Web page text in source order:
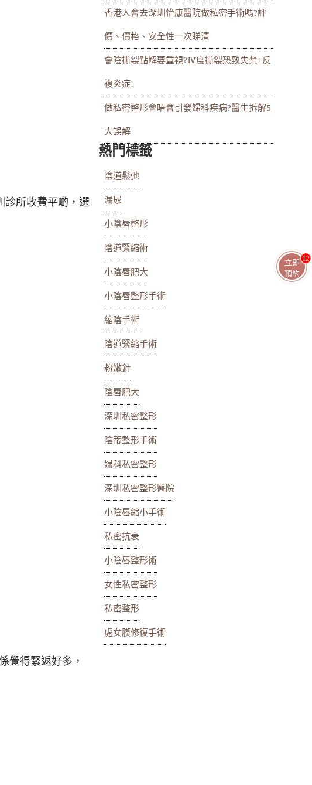
診所收費平啲，選
覺得緊返好多，
香港人會去深圳怡康醫院做私密手術嗎?評
價、價格、安全性一次睇清
會陰撕裂點解要重視?Ⅳ度撕裂恐致失禁+反
複炎症!
做私密整形會唔會引發婦科疾病?醫生拆解5
大誤解
熱門標籤
陰道鬆弛
漏尿
小陰唇整形
陰道緊縮術
小陰唇肥大
小陰唇整形手術
縮陰手術
陰道緊縮手術
粉嫩針
陰唇肥大
深圳私密整形
陰蒂整形手術
婦科私密整形
深圳私密整形醫院
小陰唇縮小手術
私密抗衰
小陰唇整形術
女性私密整形
私密整形
處女膜修復手術
立即
預約
11